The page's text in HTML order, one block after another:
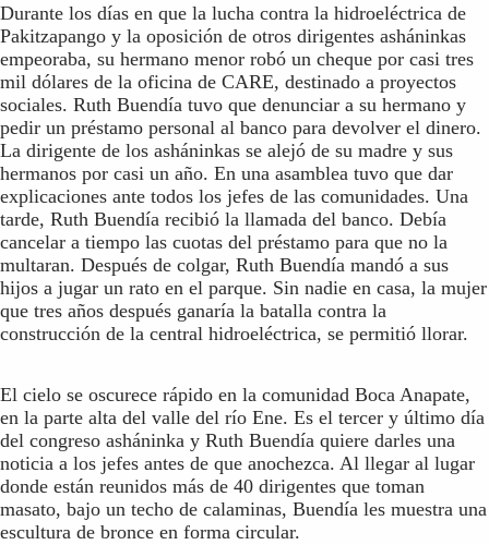
Durante los días en que la lucha contra la hidroeléctrica de
Pakitzapango y la oposición de otros dirigentes asháninkas
empeoraba, su hermano menor robó un cheque por casi tres
mil dólares de la oficina de CARE, destinado a proyectos
sociales. Ruth Buendía tuvo que denunciar a su hermano y
pedir un préstamo personal al banco para devolver el dinero.
La dirigente de los asháninkas se alejó de su madre y sus
hermanos por casi un año. En una asamblea tuvo que dar
explicaciones ante todos los jefes de las comunidades. Una
tarde, Ruth Buendía recibió la llamada del banco. Debía
cancelar a tiempo las cuotas del préstamo para que no la
multaran. Después de colgar, Ruth Buendía mandó a sus
hijos a jugar un rato en el parque. Sin nadie en casa, la mujer
que tres años después ganaría la batalla contra la
construcción de la central hidroeléctrica, se permitió llorar.
El cielo se oscurece rápido en la comunidad Boca Anapate,
en la parte alta del valle del río Ene. Es el tercer y último día
del congreso asháninka y Ruth Buendía quiere darles una
noticia a los jefes antes de que anochezca. Al llegar al lugar
donde están reunidos más de 40 dirigentes que toman
masato, bajo un techo de calaminas, Buendía les muestra una
escultura de bronce en forma circular.